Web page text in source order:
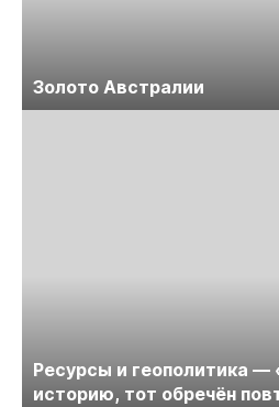
Золото Австралии
Ресурсы и геополитика —
историю, тот обречён